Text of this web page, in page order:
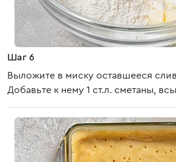
Шаг 6
Выложите в миску оставшееся
Добавьте к нему 1 ст.л. сметаны,